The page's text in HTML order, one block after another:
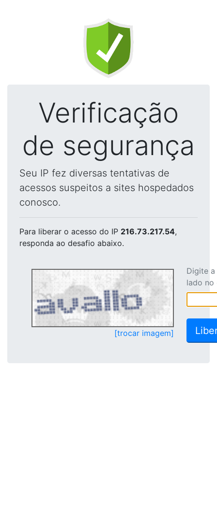
Verificação
de segurança
Seu IP fez diversas tentativas de
acessos suspeitos a sites hospedados
conosco.
Para liberar o acesso do IP 216.73.217.54,
responda ao desafio abaixo.
[trocar imagem]
Digite
lado no